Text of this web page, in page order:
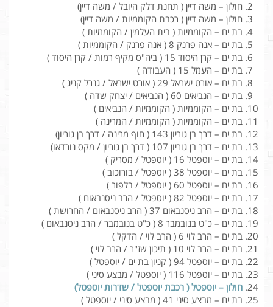
חולון – משה דיין ( תחנת דלק היובל / משה דיין)
חולון – משה דיין ( רכבת הקוממיות / משה דיין)
בת ים – הקוממיות ( בית העלמין / הקוממיות )
בת ים – אנה פרנק 8 ( אנה פרנק / הקוממיות )
בת ים – קרן היסוד 15 ( ביה"ס מקיף רמות / קרן היסוד )
בת ים – העמל 15 ( העבודה )
בת ים – אורט ישראל 29 ( אורט ישראל / גנרל קניג )
בת ים – הנביאים 60 ( הנביאים / יצחק שדה )
בת ים – הקוממיות ( הקוממיות / הנביאים )
בת ים – הקוממיות ( הקוממיות / המרינה )
בת ים – דרך בן גוריון 143 ( חוף מרינה / דרך בן גוריון)
בת ים – דרך בן גוריון 107 ( דרך בן גוריון / מקס נורדאו)
בת ים – יוספטל 16 ( יוספטל / מסריק )
בת ים – יוספטל 38 ( יוספטל / בורוכוב )
בת ים – יוספטל 60 ( יוספטל / בלפור )
בת ים – יוספטל 82 ( יוספטל / הרב ניסנבאום )
בת ים – הרב ניסנבאום 37 ( הרב ניסנבאום / החרושת )
בת ים – כ"ט בנובמבר 8 ( כ"ט בנובמבר / הרב ניסנבאום )
בת ים – הרב לוי 6 ( הרב לוי / הדקל )
בת ים – הרב לוי 10 ( תיכון שז"ר / הרב לוי )
בת ים – יוספטל 94 ( קניון בת ים / יוספטל )
בת ים – יוספטל 116 ( יוספטל / מבצע סיני )
חולון – יוספטל ( רכבת יוספטל / שדרות יוספטל)
בת ים – מבצע סיני 41 ( מבצע סיני / יוספטל )